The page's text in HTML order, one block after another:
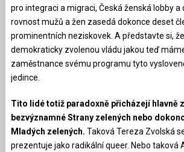
pro integraci a migraci, Česká ženská lobby a
rovnost mužů a žen zasedá dokonce deset
prominentních neziskovek. A představte si,
demokraticky zvolenou vládu jakou teď
zaměstnance svému programu tyto
jedince.
Tito lidé totiž paradoxně přicházejí hlavně
bezvýznamné Strany zelených nebo
Mladých zelených. Taková Tereza Zvolská
prezentuje jako radikální queer. Nebo taková